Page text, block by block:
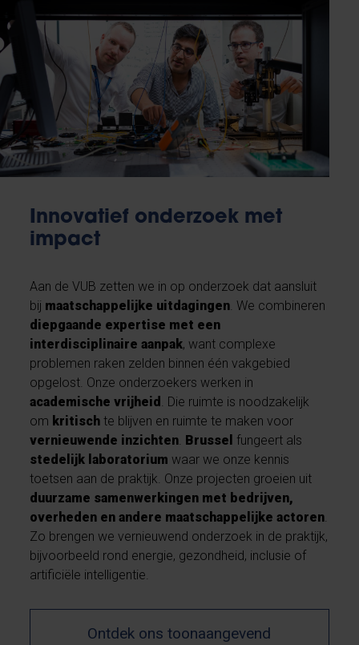
Innovatief onderzoek met
impact
Aan de VUB zetten we in op onderzoek dat aansluit
bij maatschappelijke uitdagingen. We combineren
diepgaande expertise met een
interdisciplinaire aanpak, want complexe
problemen raken zelden binnen één vakgebied
opgelost. Onze onderzoekers werken in
academische vrijheid . Die ruimte is noodzakelijk
om kritisch te blijven en ruimte te maken voor
vernieuwende inzichten. Brussel fungeert als
stedelijk laboratorium waar we onze kennis
toetsen aan de praktijk. Onze projecten groeien uit
duurzame samenwerkingen met bedrijven,
overheden en andere maatschappelijke actoren.
Zo brengen we vernieuwend onderzoek in de praktijk,
bijvoorbeeld rond energie, gezondheid, inclusie of
artificiële intelligentie.
Ontdek ons toonaangevend